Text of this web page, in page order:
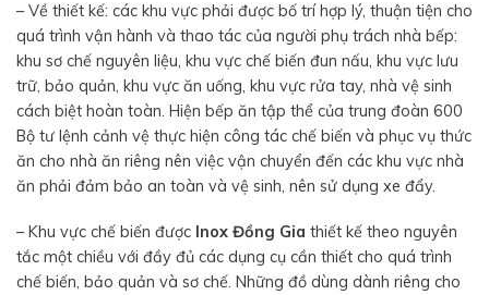
– Về thiết kế: các khu vực phải được bố trí hợp lý, thuận tiện cho
quá trình vận hành và thao tác của người phụ trách nhà bếp:
khu sơ chế nguyên liệu, khu vực chế biến đun nấu, khu vực lưu
trữ, bảo quản, khu vực ăn uống, khu vực rửa tay, nhà vệ sinh
cách biệt hoàn toàn. Hiện bếp ăn tập thể của trung đoàn 600
Bộ tư lệnh cảnh vệ thực hiện công tác chế biến và phục vụ thức
ăn cho nhà ăn riêng nên việc vận chuyển đến các khu vực nhà
ăn phải đảm bảo an toàn và vệ sinh, nên sử dụng xe đẩy.
– Khu vực chế biến được Inox Đồng Gia thiết kế theo nguyên
tắc một chiều với đầy đủ các dụng cụ cần thiết cho quá trình
chế biến, bảo quản và sơ chế. Những đồ dùng dành riêng cho